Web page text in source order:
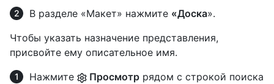
В разделе «Макет» нажмите «Доска».
Чтобы указать назначение представления,
присвойте ему описательное имя.
Нажмите
Просмотр рядом с строкой поиска